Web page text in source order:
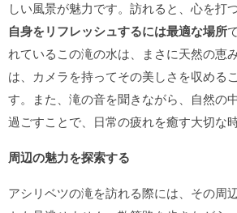
しい風景が魅力です。訪れると、心を打
自身をリフレッシュするには最適な場所
れているこの滝の水は、まさに天然の恵
は、カメラを持ってその美しさを収める
す。また、滝の音を聞きながら、自然の
過ごすことで、日常の疲れを癒す大切な
周辺の魅力を探索する
アシリベツの滝を訪れる際には、その周